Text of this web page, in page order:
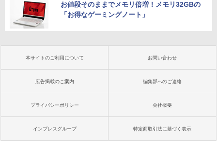
お値段そのままでメモリ倍増！メモリ32GBの
「お得なゲーミングノート」
本サイトのご利用について お問い合わせ
広告掲載のご案内 編集部へのご連絡
プライバシーポリシー 会社概要
インプレスグループ 特定商取引法に基づく表示